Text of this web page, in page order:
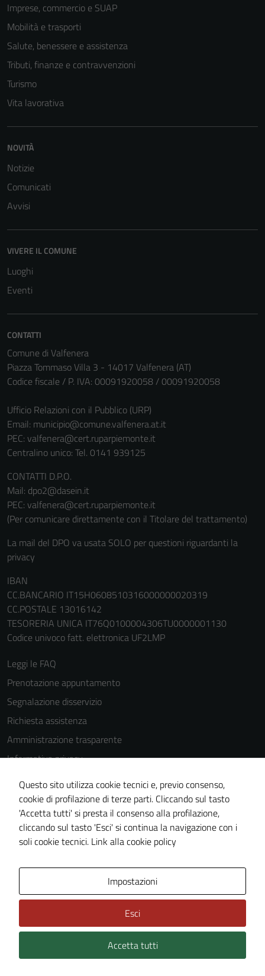
Imprese, commercio e SUAP
Mobilità e trasporti
Salute, benessere e assistenza
Tributi, finanze e contravvenzioni
Turismo
Vita lavorativa
NOVITÀ
Notizie
Comunicati
Avvisi
VIVERE IL COMUNE
Luoghi
Eventi
CONTATTI
Comune di Valfenera
Piazza Tommaso Villa 3 - 14017 Valfenera (AT)
Codice fiscale / P. IVA: 00091920058 / 00091920058
Ufficio Relazioni con il Pubblico (URP)
Email: municipio@comune.valfenera.at.it
PEC: valfenera@cert.ruparpiemonte.it
Centralino unico: Tel. 0141 939125
CONTATTI D.P.O.
Mail: dpo2@dasein.it
PEC: valfenera@cert.ruparpiemonte.it
(Per comunicare direttamente con il Titolare del trattamento)
La mail del DPO va usata SOLO per questioni riguardanti la
privacy
IBAN
CC.BANCARIO IT15H0608510316000000020319
CC.POSTALE 13016142
TESORERIA UNICA IT76Q0100004306TU0000001130
Codice univoco fatt. elettronica UF2LMP
Leggi le FAQ
Prenotazione appuntamento
Segnalazione disservizio
Richiesta assistenza
Amministrazione trasparente
Informativa privacy
Cookie Policy
Note legali
Dichiarazione di accessibilità
Piano di miglioramento del sito
Technical Design s.r.l.
Questo sito utilizza cookie tecnici e, previo consenso,
cookie di profilazione di terze parti. Cliccando sul tasto
'Accetta tutti' si presta il consenso alla profilazione,
cliccando sul tasto 'Esci' si continua la navigazione con i
soli cookie tecnici. Link alla cookie policy
Impostazioni
Esci
Accetta tutti
per il
Questi cookie
personali.